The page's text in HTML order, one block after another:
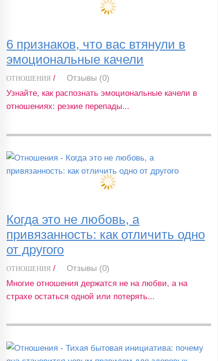
6 признаков, что вас втянули в
эмоциональные качели
ОТНОШЕНИЯ /
Отзывы (0)
Узнайте, как распознать эмоциональные качели в
отношениях: резкие перепады...
Когда это не любовь, а
привязанность: как отличить одно
от другого
ОТНОШЕНИЯ /
Отзывы (0)
Многие отношения держатся не на любви, а на
страхе остаться одной или потерять...